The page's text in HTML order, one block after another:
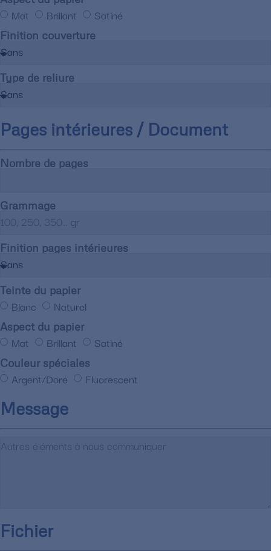
Mat Brillant Satiné
Finition couverture
Type de reliure
Pages intérieures / Document
Nombre de pages
Grammage
Finition pages intérieures
Teinte du papier
Blanc Naturel
Aspect du papier
Mat Brillant Satiné
Couleur spéciales
Argent/Doré Fluorescent
Message
Fichier